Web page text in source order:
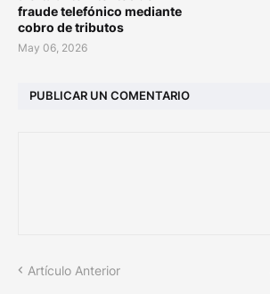
fraude telefónico mediante
cobro de tributos
May 06, 2026
PUBLICAR UN COMENTARIO
Artículo Anterior